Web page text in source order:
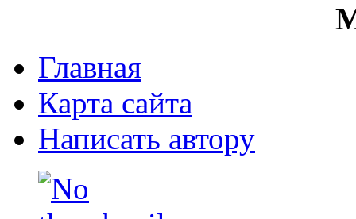
Главная
Карта сайта
Написать автору